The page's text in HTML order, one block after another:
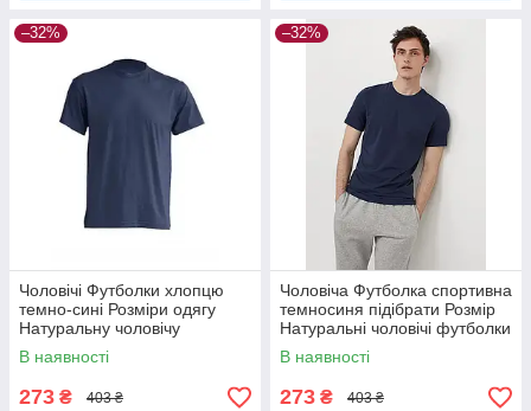
–32%
Чоловічі Футболки хлопцю
темно-сині Розміри одягу
Натуральну чоловічу
футболку без передоплати
новою поштою Модні
футболки бавовна
В наявності
273 ₴ 403 ₴
–32%
Чоловіча Футболка спортивна
темносиня підібрати Розмір
Натуральні чоловічі футболки
оплата при отриманні новою
поштою одяг літо
В наявності
273 ₴ 403 ₴